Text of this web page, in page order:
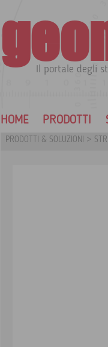
Il portale degli
HOME PRODOTTI
PRODOTTI & SOLUZIONI >